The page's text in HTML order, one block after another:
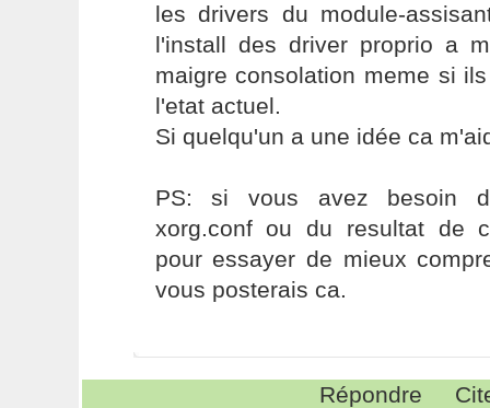
les drivers du module-
l'install des driver proprio a
maigre consolation meme si
l'etat actuel.
Si quelqu'un a une idée ca
PS: si vous avez besoin
xorg.conf ou du resultat de
pour essayer de mieux
vous posterais ca.
Répondre